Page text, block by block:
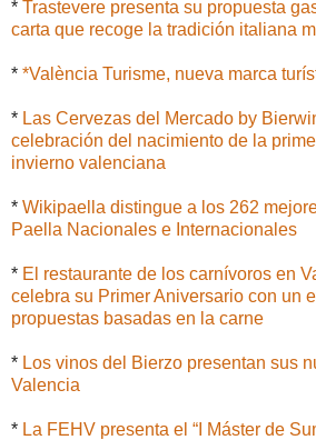
* Trastevere presenta su propuesta
carta que recoge la tradición italiana
* *València Turisme, nueva marca
* Las Cervezas del Mercado by
celebración del nacimiento de la
invierno valenciana
* Wikipaella distingue a los 262
Paella Nacionales e Internacionales
* El restaurante de los carnívoros en
celebra su Primer Aniversario con un
propuestas basadas en la carne
* Los vinos del Bierzo presentan sus
Valencia
* La FEHV presenta el “I Máster de